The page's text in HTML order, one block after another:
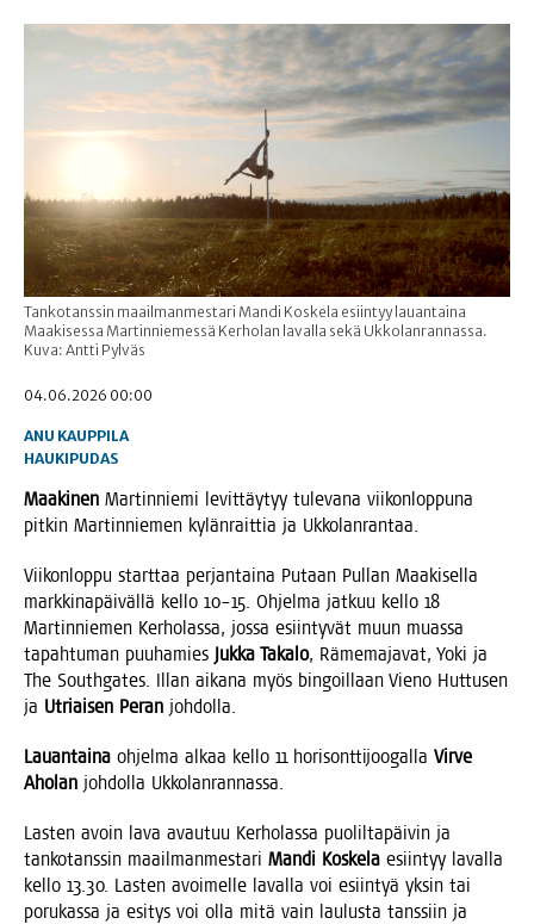
Tankotanssin maailmanmestari Mandi Koskela esiintyy lauantaina
Maakisessa Martinniemessä Kerholan lavalla sekä Ukkolanrannassa.
Kuva: Antti Pylväs
04.06.2026 00:00
ANU KAUPPILA
HAUKIPUDAS
Maa­ki­nen Mar­tin­nie­mi levit­täy­tyy tule­va­na vii­kon­lop­pu­na
pit­kin Mar­tin­nie­men kylän­rait­tia ja Ukkolanrantaa.
Vii­kon­lop­pu start­taa per­jan­tai­na Putaan Pul­lan Maa­ki­sel­la
mark­ki­na­päi­väl­lä kel­lo 10–15. Ohjel­ma jat­kuu kel­lo 18
Mar­tin­nie­men Ker­ho­las­sa, jos­sa esiin­ty­vät muun muas­sa
tapah­tu­man puu­ha­mies Juk­ka Taka­lo, Räme­ma­ja­vat, Yoki ja
The South­ga­tes. Illan aika­na myös bin­goil­laan Vie­no Hut­tusen
ja Utriai­sen Peran johdolla.
Lau­an­tai­na ohjel­ma alkaa kel­lo 11 hori­sont­ti­joo­gal­la Vir­ve
Aho­lan joh­dol­la Ukkolanrannassa.
Las­ten avoin lava avau­tuu Ker­ho­las­sa puo­lil­ta­päi­vin ja
tan­ko­tans­sin maa­il­man­mes­ta­ri Man­di Kos­ke­la esiin­tyy laval­la
kel­lo 13.30. Las­ten avoi­mel­le laval­la voi esiin­tyä yksin tai
poru­kas­sa ja esi­tys voi olla mitä vain lau­lus­ta tans­siin ja